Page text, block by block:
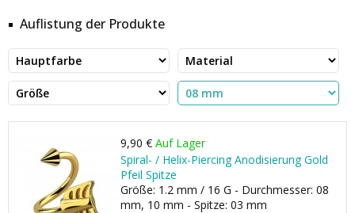
Auflistung der Produkte
9,90 € Auf Lager
Spiral- / Helix-Piercing Anodisierung Gold
Pfeil Spitze
Größe: 1.2 mm / 16 G - Durchmesser: 08
mm, 10 mm - Spitze: 03 mm